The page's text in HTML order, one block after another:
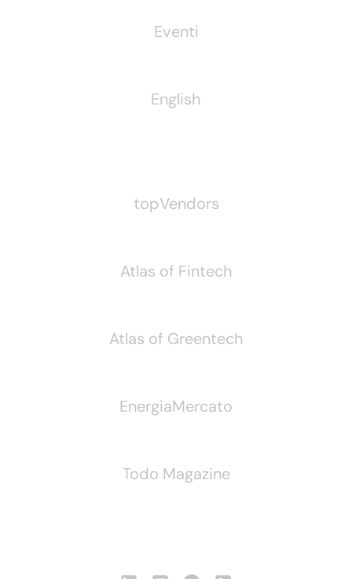
Eventi
English
topVendors
Atlas of Fintech
Atlas of Greentech
EnergiaMercato
Todo Magazine